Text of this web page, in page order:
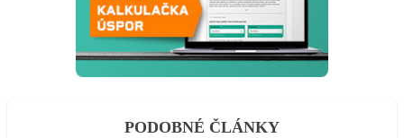
PODOBNÉ ČLÁNKY